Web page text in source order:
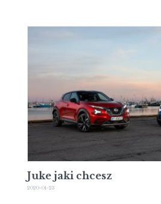
Juke jaki chcesz
2020-01-23